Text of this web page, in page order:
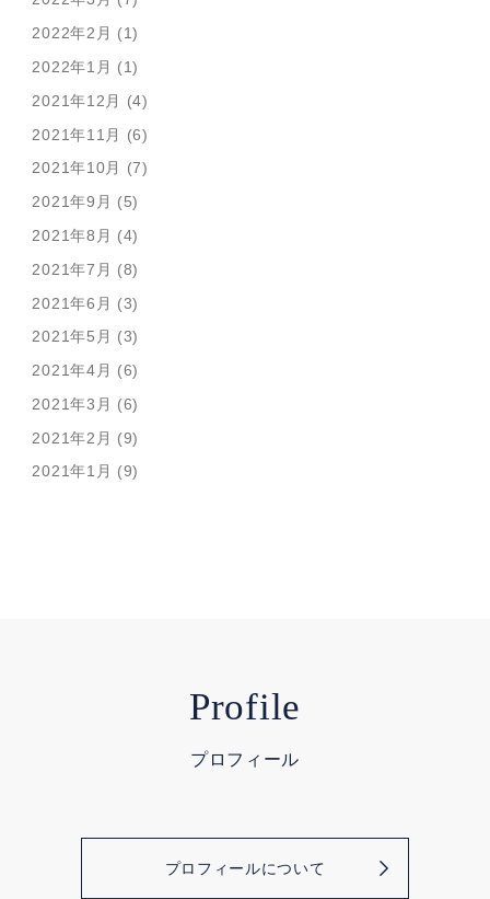
2022年2月 (1)
2022年1月 (1)
2021年12月 (4)
2021年11月 (6)
2021年10月 (7)
2021年9月 (5)
2021年8月 (4)
2021年7月 (8)
2021年6月 (3)
2021年5月 (3)
2021年4月 (6)
2021年3月 (6)
2021年2月 (9)
2021年1月 (9)
Profile
プロフィール
プロフィールについて